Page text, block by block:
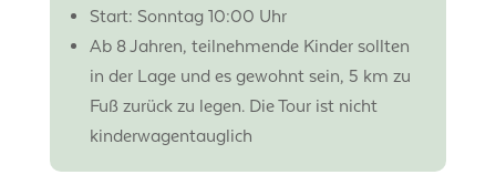
Start: Sonntag 10:00 Uhr
Ab 8 Jahren, teilnehmende Kinder sollten
in der Lage und es gewohnt sein, 5 km zu
Fuß zurück zu legen. Die Tour ist nicht
kinderwagentauglich